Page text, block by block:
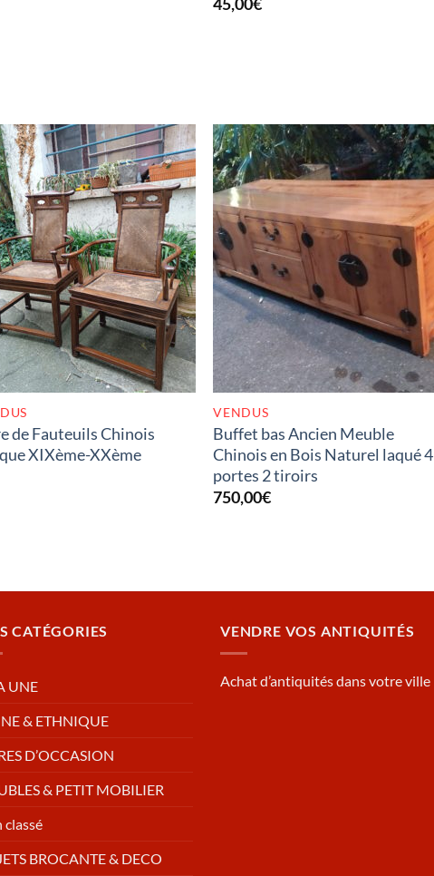
DE STOCK
de Fauteuils Chinois
XIXème-XXème
RUPTURE DE STOCK
VENDUS
Buffet bas Ancien Meuble
Chinois en Bois Naturel laqué 4
portes 2 tiroirs
750,00€
CATÉGORIES
UNE
& ETHNIQUE
D’OCCASION
& PETIT MOBILIER
classé
BROCANTE & DECO
VENDRE VOS ANTIQUITÉS
Achat d’antiquités dans votre ville